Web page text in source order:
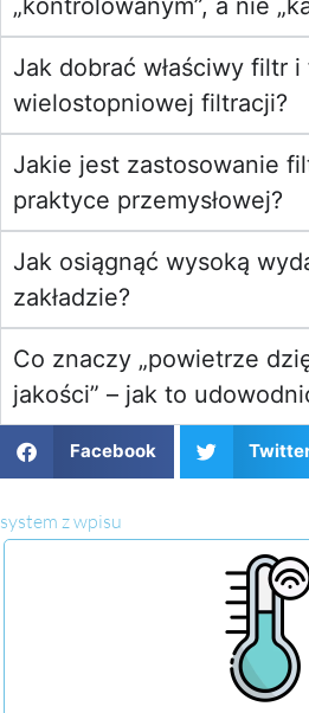
„kontrolowanym”, a nie
Jak dobrać właściwy filtr
wielostopniowej filtracji?
Jakie jest zastosowanie
praktyce przemysłowej?
Jak osiągnąć wysoką
zakładzie?
Co znaczy „powietrze
jakości” – jak to
Facebook
system z wpisu